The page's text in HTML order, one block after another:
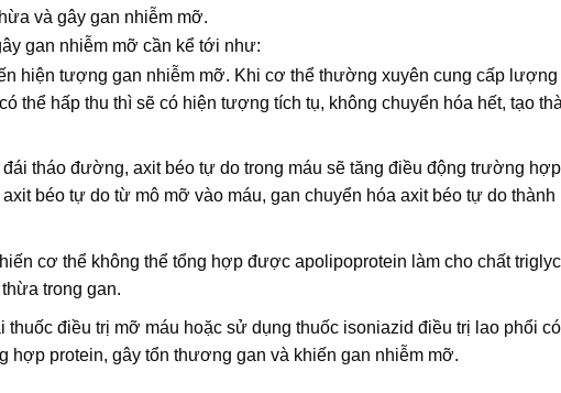
và gây gan nhiễm mỡ.
gan nhiễm mỡ cần kể tới như:
hiện tượng gan nhiễm mỡ. Khi cơ thể thường xuyên cung cấp lượng
thể hấp thu thì sẽ có hiện tượng tích tụ, không chuyển hóa hết, tạo
tháo đường, axit béo tự do trong máu sẽ tăng điều động trường
béo tự do từ mô mỡ vào máu, gan chuyển hóa axit béo tự do thành
cơ thể không thể tổng hợp được apolipoprotein làm cho chất
trong gan.
thuốc điều trị mỡ máu hoặc sử dụng thuốc isoniazid điều trị lao phổi
hợp protein, gây tổn thương gan và khiến gan nhiễm mỡ.